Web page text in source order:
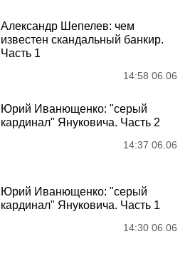
Александр Шепелев: чем
известен скандальный банкир.
Часть 1
14:58 06.06
Юрий Иванющенко: "серый
кардинал" Януковича. Часть 2
14:37 06.06
Юрий Иванющенко: "серый
кардинал" Януковича. Часть 1
14:30 06.06